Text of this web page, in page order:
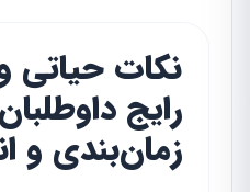
نکات حیاتی
رایج
زمان‌بندی و